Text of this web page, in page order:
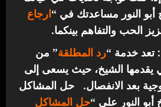
أبو النور مساعدتك في “ارجاع
الحب والتفاهم بينكما.
تعد خدمة “رد المطلقة” من
يقدمها الشيخ، حيث يسعى إلى
بعد الانفصال.
حل المشاكل
النور على “حل المشاكل